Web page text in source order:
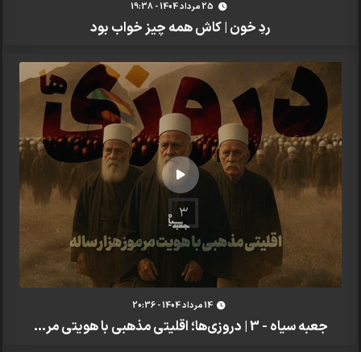
25 مرداد 1404 - 19:38
ردِ خون | کاش همه چیز خواب بود
14 مرداد 1404 - 20:36
جعبه سیاه - 3 | دروزی‌ها؛ اقلیتی مذهبی با هویتی مر...